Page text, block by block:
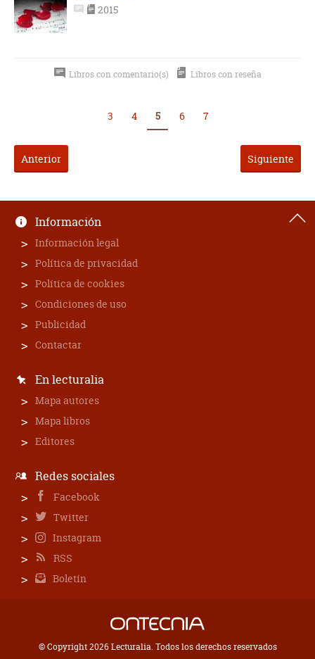
2015
Libros con comentario(s) Libros con reseña
Anterior
3 4 5 6 7
Siguiente
Información
Información legal
Política de privacidad
Política de cookies
Condiciones de uso
Publicidad
Contactar
En lecturalia
Mapa autores
Mapa libros
Editores
Redes sociales
Facebook
Twitter
Instagram
RSS
Boletín
© Copyright 2026 Lecturalia. Todos los derechos reservados